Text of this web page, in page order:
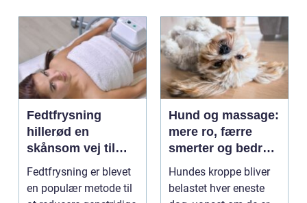
Fedtfrysning
hillerød en
skånsom vej til
reduktion af lokale
fedtdepoter
Fedtfrysning er blevet
en populær metode til
Hund og massage:
mere ro, færre
smerter og bedre
bevægelse
Hundes kroppe bliver
belastet hver eneste